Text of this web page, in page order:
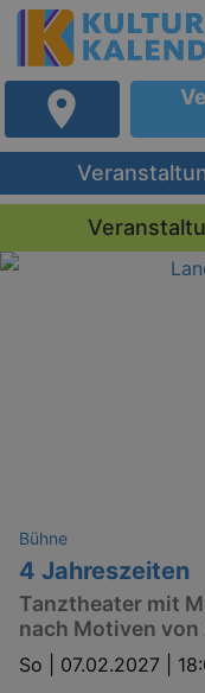
Bühne
4 Jahreszeiten
Tanztheater mit
nach Motiven
So | 07.02.2027 |